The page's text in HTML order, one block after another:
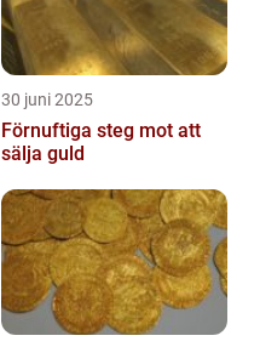
30 juni 2025
Förnuftiga steg mot att
sälja guld